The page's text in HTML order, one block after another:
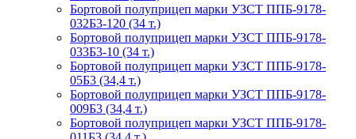
Бортовой полуприцеп марки УЗСТ ППБ-9178-
032Б3-120 (34 т.)
Бортовой полуприцеп марки УЗСТ ППБ-9178-
033Б3-10 (34 т.)
Бортовой полуприцеп марки УЗСТ ППБ-9178-
05Б3 (34,4 т.)
Бортовой полуприцеп марки УЗСТ ППБ-9178-
009Б3 (34,4 т.)
Бортовой полуприцеп марки УЗСТ ППБ-9178-